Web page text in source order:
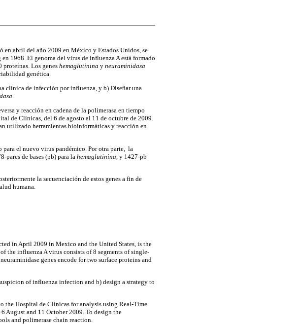
abril del año 2009 en México y Estados Unidos, se
1968. El genoma del virus de influenza A está formado
proteínas. Los genes hemaglutinina y neuraminidasa
genética.
clínica de infección por influenza, y b) Diseñar una
.
y reacción en cadena de la polimerasa en tiempo
de Clínicas, del 6 de agosto al 11 de octubre de 2009.
utilizado herramientas bioinformáticas y reacción en
el nuevo virus pandémico. Por otra parte, la
pares de bases (pb) para la hemaglutinina , y 1427-pb
la secuenciación de estos genes a fin de
humana.
in April 2009 in Mexico and the United States, is the
the influenza A virus consists of 8 segments of single-
genes encode for two surface proteins and
of influenza infection and b) design a strategy to
the Hospital de Clínicas for analysis using Real-Time
August and 11 October 2009. To design the
and polimerase chain reaction.